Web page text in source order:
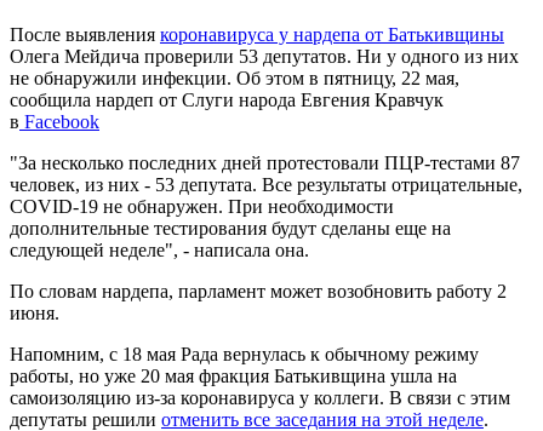
После выявления коронавируса у нардепа от Батькивщины
Олега Мейдича проверили 53 депутатов. Ни у одного из них
не обнаружили инфекции. Об этом в пятницу, 22 мая,
сообщила нардеп от Слуги народа Евгения Кравчук
в Facebook
"За несколько последних дней протестовали ПЦР-тестами 87
человек, из них - 53 депутата. Все результаты отрицательные,
COVID-19 не обнаружен. При необходимости
дополнительные тестирования будут сделаны еще на
следующей неделе", - написала она.
По словам нардепа, парламент может возобновить работу 2
июня.
Напомним, с 18 мая Рада вернулась к обычному режиму
работы, но уже 20 мая фракция Батькивщина ушла на
самоизоляцию из-за коронавируса у коллеги. В связи с этим
депутаты решили отменить все заседания на этой неделе.